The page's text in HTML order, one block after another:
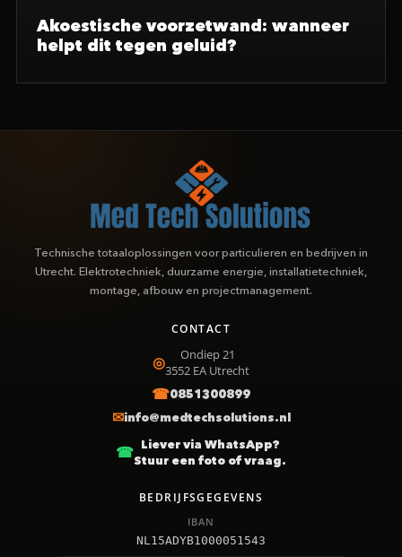
Akoestische voorzetwand: wanneer
helpt dit tegen geluid?
Technische totaaloplossingen voor particulieren en bedrijven in
Utrecht. Elektrotechniek, duurzame energie, installatietechniek,
montage, afbouw en projectmanagement.
CONTACT
Ondiep 21
3552 EA Utrecht
0851300899
info@medtechsolutions.nl
Liever via WhatsApp?
Stuur een foto of vraag.
BEDRIJFSGEGEVENS
IBAN
NL15ADYB1000051543